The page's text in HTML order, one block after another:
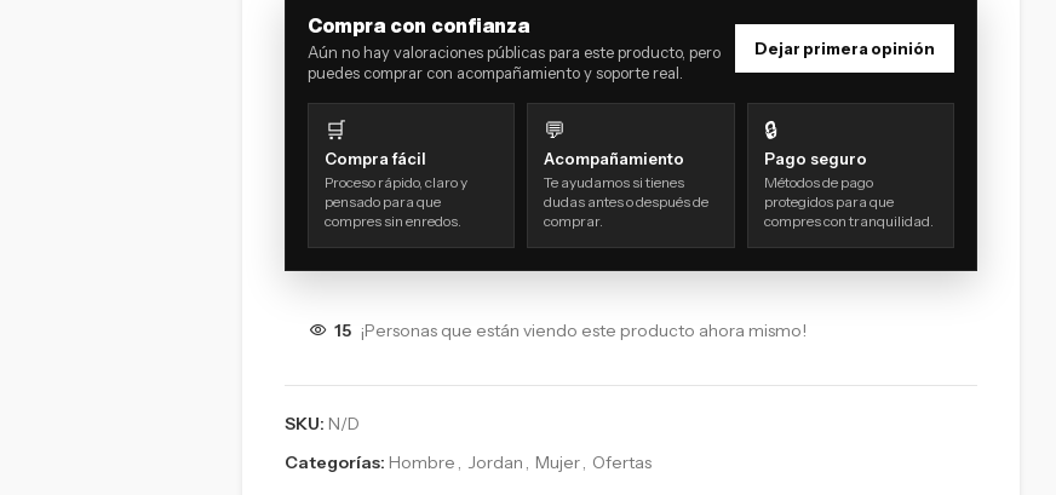
Compra con confianza
Aún no hay valoraciones públicas para este producto, pero
puedes comprar con acompañamiento y soporte real.
Dejar primera opinión
🛒
Compra fácil
Proceso rápido, claro y
pensado para que
compres sin enredos.
💬
Acompañamiento
Te ayudamos si tienes
dudas antes o después de
comprar.
🔒
Pago seguro
Métodos de pago
protegidos para que
compres con tranquilidad.
15 ¡Personas que están viendo este producto ahora mismo!
SKU: N/D
Categorías: Hombre , Jordan , Mujer, Ofertas